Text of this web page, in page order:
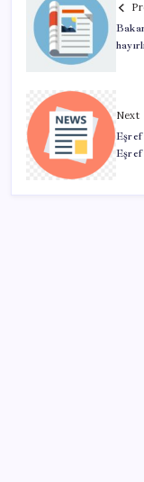
Next
Eşref
Eşref